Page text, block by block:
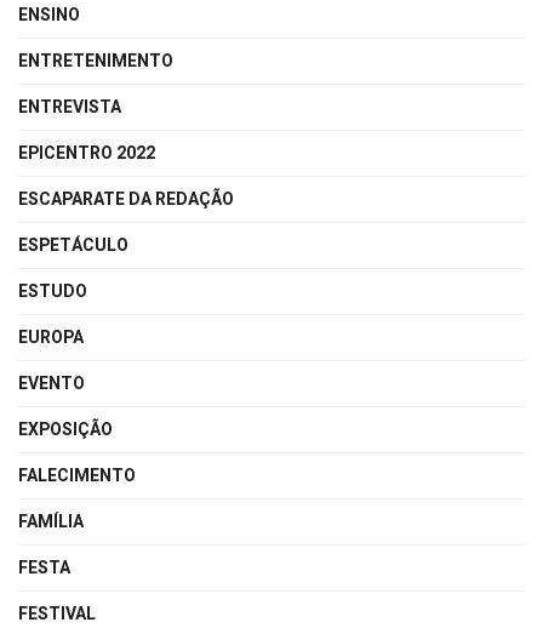
ENSINO
ENTRETENIMENTO
ENTREVISTA
EPICENTRO 2022
ESCAPARATE DA REDAÇÃO
ESPETÁCULO
ESTUDO
EUROPA
EVENTO
EXPOSIÇÃO
FALECIMENTO
FAMÍLIA
FESTA
FESTIVAL